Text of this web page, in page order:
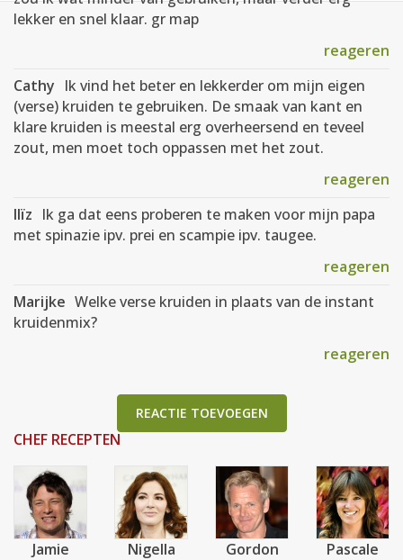
lekker en snel klaar. gr map
reageren
Cathy Ik vind het beter en lekkerder om mijn eigen
(verse) kruiden te gebruiken. De smaak van kant en
klare kruiden is meestal erg overheersend en teveel
zout, men moet toch oppassen met het zout.
reageren
lIïz Ik ga dat eens proberen te maken voor mijn papa
met spinazie ipv. prei en scampie ipv. taugee.
reageren
Marijke Welke verse kruiden in plaats van de instant
kruidenmix?
reageren
REACTIE TOEVOEGEN
CHEF RECEPTEN
Jamie Nigella Gordon Pascale